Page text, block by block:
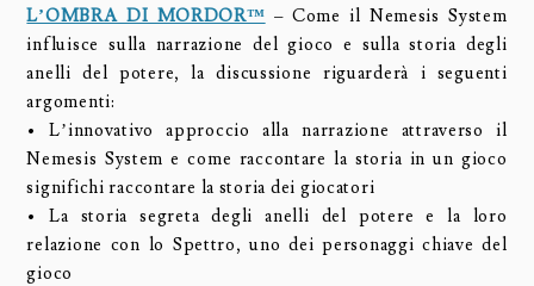
L’OMBRA DI MORDOR™ – Come il Nemesis System
influisce sulla narrazione del gioco e sulla storia degli
anelli del potere, la discussione riguarderà i seguenti
argomenti:
• L’innovativo approccio alla narrazione attraverso il
Nemesis System e come raccontare la storia in un gioco
significhi raccontare la storia dei giocatori
• La storia segreta degli anelli del potere e la loro
relazione con lo Spettro, uno dei personaggi chiave del
gioco